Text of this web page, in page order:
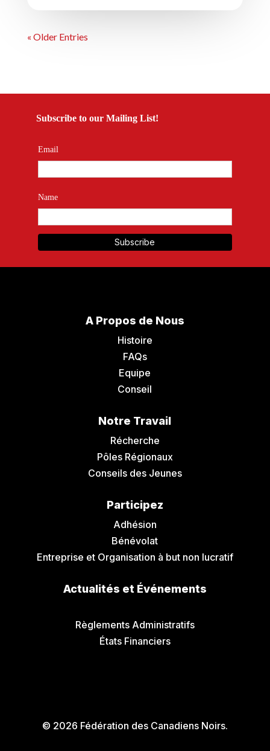
« Older Entries
Subscribe to our Mailing List!
Email
Name
A Propos de Nous
Histoire
FAQs
Equipe
Conseil
Notre Travail
Récherche
Pôles Régionaux
Conseils des Jeunes
Participez
Adhésion
Bénévolat
Entreprise et Organisation à but non lucratif
Actualités et Événements
Règlements Administratifs
États Financiers
© 2026 Fédération des Canadiens Noirs.